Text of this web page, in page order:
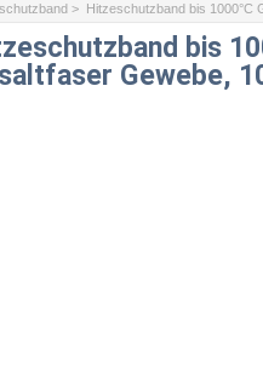
> Hitzeschutzband bis 1000°C
bis
Gewebe,